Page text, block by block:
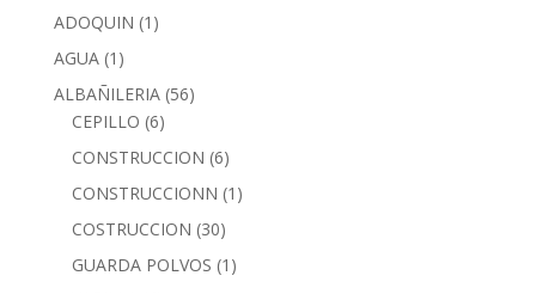
ADOQUIN (1)
AGUA (1)
ALBAÑILERIA (56)
CEPILLO (6)
CONSTRUCCION (6)
CONSTRUCCIONN (1)
COSTRUCCION (30)
GUARDA POLVOS (1)